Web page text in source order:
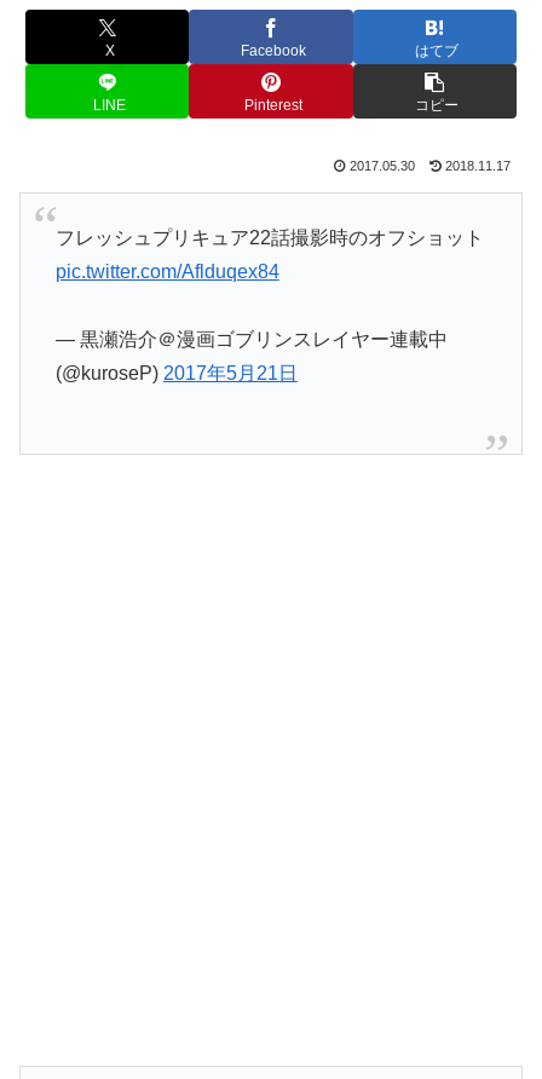
X Facebook はてブ
LINE Pinterest コピー
2017.05.30 2018.11.17
フレッシュプリキュア22話撮影時のオフショット
pic.twitter.com/Aflduqex84
— 黒瀬浩介＠漫画ゴブリンスレイヤー連載中
(@kuroseP) 2017年5月21日